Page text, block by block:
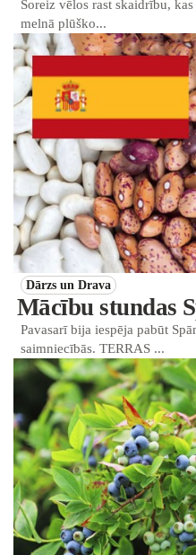
Šoreiz vēlos rast skaidrību,
melnā plūško...
Dārzs un Drava
Mācību stundas
Pavasarī bija iespēja pabūt
saimniecībās. TERRAS ...